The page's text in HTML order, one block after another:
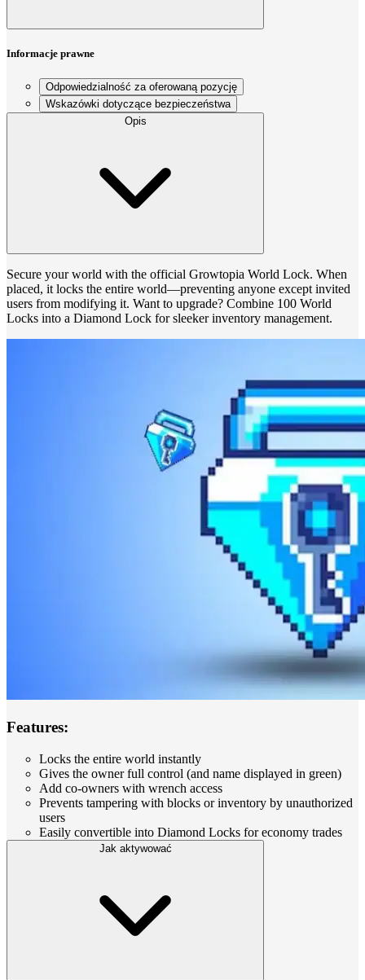
Informacje prawne
Odpowiedzialność za oferowaną pozycję
Wskazówki dotyczące bezpieczeństwa
Opis
Secure your world with the official Growtopia World Lock. When
placed, it locks the entire world—preventing anyone except invited
users from modifying it. Want to upgrade? Combine 100 World
Locks into a Diamond Lock for sleeker inventory management.
Features:
Locks the entire world instantly
Gives the owner full control (and name displayed in green)
Add co‑owners with wrench access
Prevents tampering with blocks or inventory by unauthorized
users
Easily convertible into Diamond Locks for economy trades
Jak aktywować